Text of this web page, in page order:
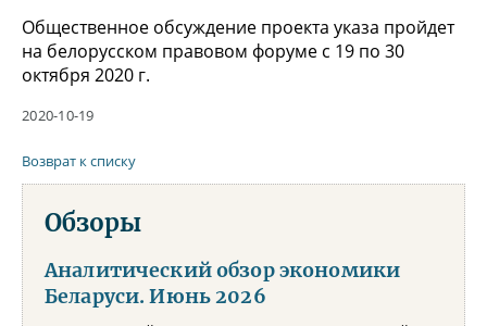
Общественное обсуждение проекта указа пройдет
на белорусском правовом форуме с 19 по 30
октября 2020 г.
2020-10-19
Возврат к списку
Обзоры
Аналитический обзор экономики
Беларуси. Июнь 2026